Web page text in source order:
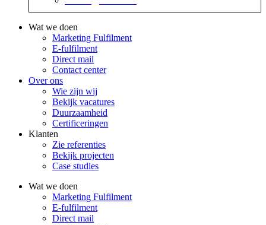
Wat we doen
Marketing Fulfilment
E-fulfilment
Direct mail
Contact center
Over ons
Wie zijn wij
Bekijk vacatures
Duurzaamheid
Certificeringen
Klanten
Zie referenties
Bekijk projecten
Case studies
Wat we doen
Marketing Fulfilment
E-fulfilment
Direct mail